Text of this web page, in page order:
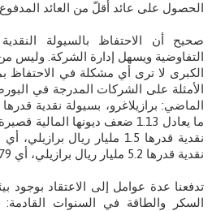
الحصول على عائد أقلّ من العائد
صحيح أن الاحتفاظ بالسيولة
التفاوضية ويسهل إدارة الشركة. وليس
الكبرى لا ترى أي مشكلة في الاحتفاظ
ما يعادل 1.13 ضعف ديونها
نقدية قدرها 5.2 مليار ريال برازيلي، أي 2.79 ضعف.
تدفعنا عدة عوامل إلى الاعتقاد بوجود
السكر والطاقة في السنوات